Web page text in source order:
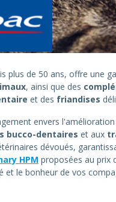
plus de 50 ans, offre une
, ainsi que des
et des friandises
envers
bucco-dentaires et aux
dévoués,
HPM proposées au prix
et le bonheur de vos